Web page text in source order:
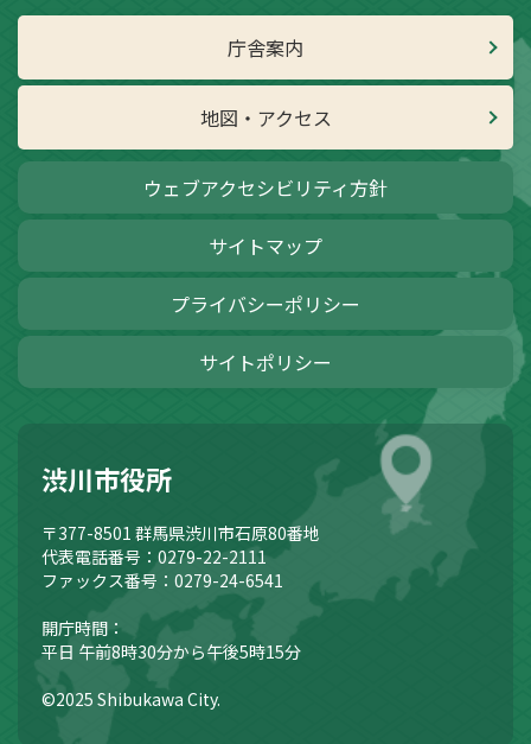
庁舎案内
地図・アクセス
ウェブアクセシビリティ方針
サイトマップ
プライバシーポリシー
サイトポリシー
渋川市役所
〒377-8501 群馬県渋川市石原80番地
代表電話番号：0279-22-2111
ファックス番号：0279-24-6541
開庁時間：
平日 午前8時30分から午後5時15分
©2025 Shibukawa City.